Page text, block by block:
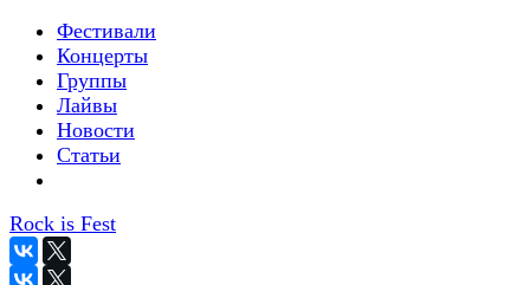
Фестивали
Концерты
Группы
Лайвы
Новости
Статьи
Rock is Fest